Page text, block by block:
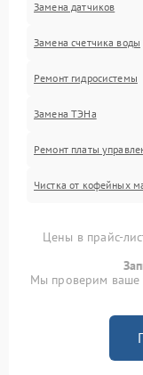
Замена датчиков
Замена счетчика воды
Ремонт гидросистемы
Замена ТЭНа
Ремонт платы
Чистка от кофейных
Цены в прайс-
Мы проверим ваше